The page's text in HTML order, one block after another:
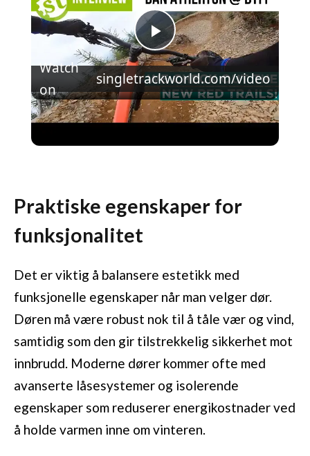
Play
Video
Watch
on
singletrackworld.com/video
Dyfi Bike Park for Mortals - the new red
Praktiske egenskaper for
funksjonalitet
Det er viktig å balansere estetikk med
funksjonelle egenskaper når man velger dør.
Døren må være robust nok til å tåle vær og vind,
samtidig som den gir tilstrekkelig sikkerhet mot
innbrudd. Moderne dører kommer ofte med
avanserte låsesystemer og isolerende
egenskaper som reduserer energikostnader ved
å holde varmen inne om vinteren.